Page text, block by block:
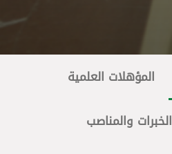
المؤهلات العلمية
الخبرات والمناصب